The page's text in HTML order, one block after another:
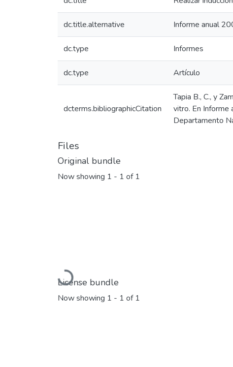
dc.title.alternative Informe anual
dc.type Informes
dc.type Artículo
dcterms.bibliographicCitation
Tapia B., C., y
vitro. En Informe
Departamento
Files
Original bundle
Now showing 1 - 1 of 1
Loading...
License bundle
Now showing 1 - 1 of 1